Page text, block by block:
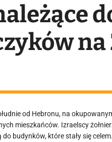
od Hebronu, na
mieszkańców. Izraelscy
budynków, które stały się